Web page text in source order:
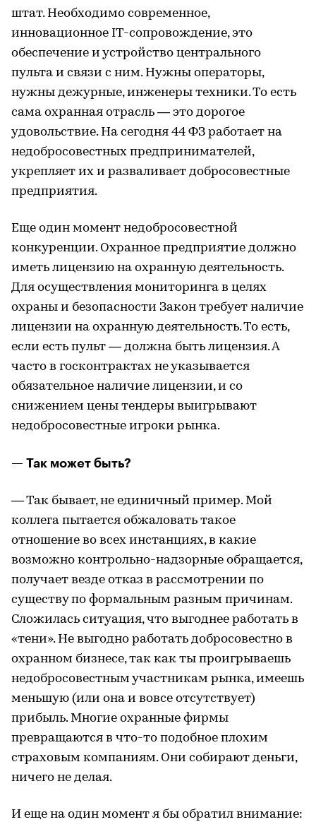
штат. Необходимо современное,
инновационное IT-сопровождение, это
обеспечение и устройство центрального
пульта и связи с ним. Нужны операторы,
нужны дежурные, инженеры техники. То есть
сама охранная отрасль — это дорогое
удовольствие. На сегодня 44 ФЗ работает на
недобросовестных предпринимателей,
укрепляет их и разваливает добросовестные
предприятия.
Еще один момент недобросовестной
конкуренции. Охранное предприятие должно
иметь лицензию на охранную деятельность.
Для осуществления мониторинга в целях
охраны и безопасности Закон требует наличие
лицензии на охранную деятельность. То есть,
если есть пульт — должна быть лицензия. А
часто в госконтрактах не указывается
обязательное наличие лицензии, и со
снижением цены тендеры выигрывают
недобросовестные игроки рынка.
— Так может быть?
— Так бывает, не единичный пример. Мой
коллега пытается обжаловать такое
отношение во всех инстанциях, в какие
возможно контрольно-надзорные обращается,
получает везде отказ в рассмотрении по
существу по формальным разным причинам.
Сложилась ситуация, что выгоднее работать в
«тени». Не выгодно работать добросовестно в
охранном бизнесе, так как ты проигрываешь
недобросовестным участникам рынка, имеешь
меньшую (или она и вовсе отсутствует)
прибыль. Многие охранные фирмы
превращаются в что-то подобное плохим
страховым компаниям. Они собирают деньги,
ничего не делая.
И еще на один момент я бы обратил внимание: